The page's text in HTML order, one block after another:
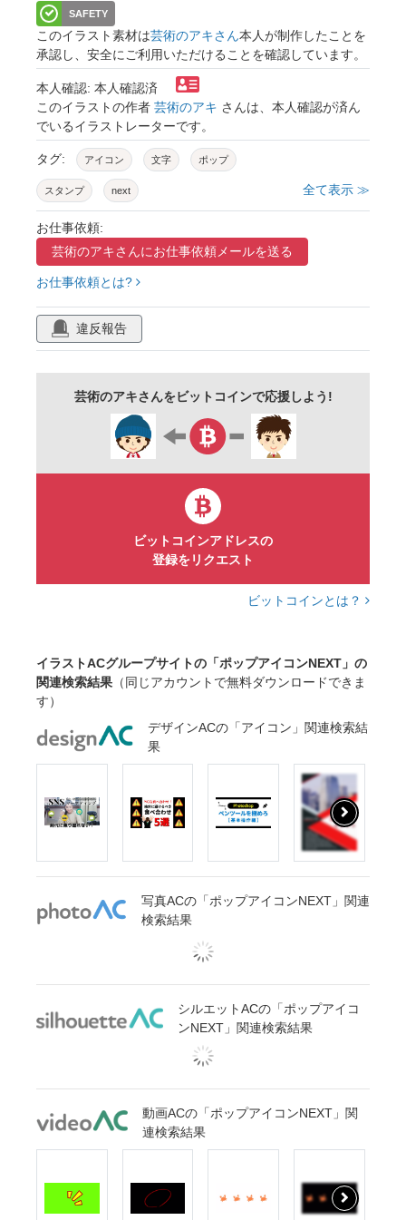
SAFETY
このイラスト素材は芸術のアキさん本人が制作したことを
承認し、安全にご利用いただけることを確認しています。
本人確認: 本人確認済
このイラストの作者 芸術のアキ さんは、本人確認が済ん
でいるイラストレーターです。
タグ: アイコン 文字 ポップ
スタンプ next 全て表示 ≫
お仕事依頼:
芸術のアキさんにお仕事依頼メールを送る
お仕事依頼とは?
違反報告
芸術のアキさんをビットコインで応援しよう!
ビットコインアドレスの
登録をリクエスト
ビットコインとは？
イラストACグループサイトの「ポップアイコンNEXT」の
関連検索結果 （同じアカウントで無料ダウンロードできま
す）
デザインACの「アイコン」関連検索結
果
写真ACの「ポップアイコンNEXT」関連
検索結果
シルエットACの「ポップアイコ
ンNEXT」関連検索結果
動画ACの「ポップアイコンNEXT」関
連検索結果